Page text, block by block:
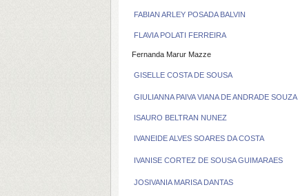
FABIAN ARLEY POSADA BALVIN
FLAVIA POLATI FERREIRA
Fernanda Marur Mazze
GISELLE COSTA DE SOUSA
GIULIANNA PAIVA VIANA DE ANDRADE SOUZA
ISAURO BELTRAN NUNEZ
IVANEIDE ALVES SOARES DA COSTA
IVANISE CORTEZ DE SOUSA GUIMARAES
JOSIVANIA MARISA DANTAS